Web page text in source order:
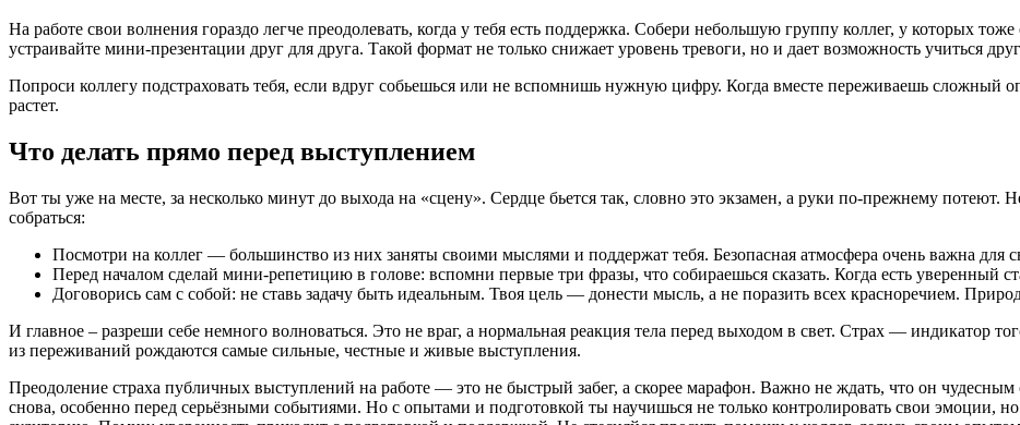
На работе свои волнения гораздо легче преодолевать, когда у тебя есть поддержка. Собери небольшую группу коллег, у которых
устраивайте мини-презентации друг для друга. Такой формат не только снижает уровень тревоги, но и дает возможность учиться
Попроси коллегу подстраховать тебя, если вдруг собьешься или не вспомнишь нужную цифру. Когда вместе переживаешь сложный
растет.
Что делать прямо перед выступлением
Вот ты уже на месте, за несколько минут до выхода на «сцену». Сердце бьется так, словно это экзамен, а руки по-прежнему потеют.
собраться:
Посмотри на коллег — большинство из них заняты своими мыслями и поддержат тебя. Безопасная атмосфера очень важна для
Перед началом сделай мини-репетицию в голове: вспомни первые три фразы, что собираешься сказать. Когда есть уверенный
Договорись сам с собой: не ставь задачу быть идеальным. Твоя цель — донести мысль, а не поразить всех красноречием.
И главное – разреши себе немного волноваться. Это не враг, а нормальная реакция тела перед выходом в свет. Страх — индикатор
из переживаний рождаются самые сильные, честные и живые выступления.
Преодоление страха публичных выступлений на работе — это не быстрый забег, а скорее марафон. Важно не ждать, что он чудесным
снова, особенно перед серьёзными событиями. Но с опытами и подготовкой ты научишься не только контролировать свои эмоции,